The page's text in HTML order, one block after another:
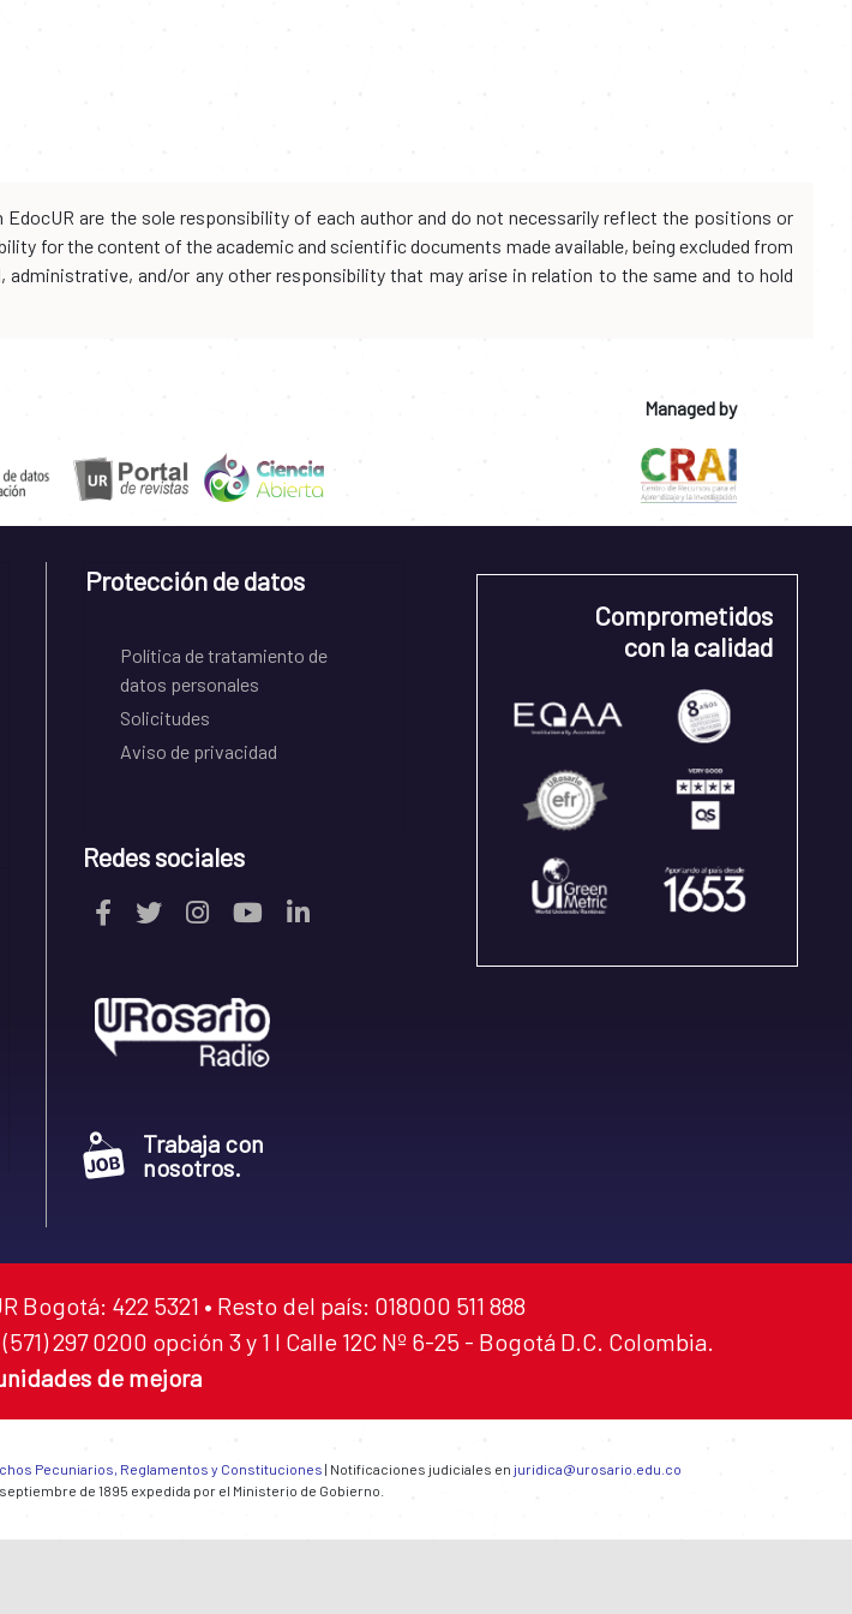
are the sole responsibility of each author and do not necessarily reflect the positions or
for the content of the academic and scientific documents made available, being excluded from
and/or any other responsibility that may arise in relation to the same and to hold
Managed by
Protección de datos
Política de tratamiento de
datos personales
Solicitudes
Aviso de privacidad
Redes sociales
Trabaja con
nosotros.
Comprometidos
con la calidad
Bogotá: 422 5321 • Resto del país: 018000 511 888
297 0200 opción 3 y 1 I Calle 12C Nº 6-25 - Bogotá D.C. Colombia.
de mejora
Pecuniarios, Reglamentos y Constituciones | Notificaciones judiciales en juridica@urosario.edu.co
de 1895 expedida por el Ministerio de Gobierno.